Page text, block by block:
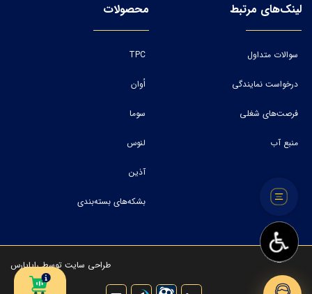
لینک‌های مرتبط
سوالات متداول
درخواست نمایندگی
فرصت‌های شغلی
منبع آب
محصولات
TPC
اُوان
سوما
لنوس
آذین
بشکه‌های بسته‌بندی
طراحی سایت توسطرایاپارس